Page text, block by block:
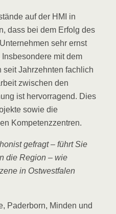
auf der HMI in
dass bei dem Erfolg des
sehr ernst
mit dem
seit Jahrzehnten fachlich
zwischen den
ist hervorragend. Dies
sowie die
Kompetenzzentren.
gefragt – führt Sie
die Region – wie
in Ostwestfalen
Paderborn, Minden und